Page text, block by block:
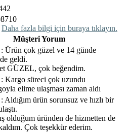
Daha fazla bilgi için buraya tıklayın.
Müşteri Yorum
Ürün çok güzel ve 14 günde
geldi.
GÜZEL, çok beğendim.
Kargo süreci çok uzundu
elime ulaşması zaman aldı
Aldığım ürün sorunsuz ve hızlı bir
olduğum üründen de hizmetten de
Çok teşekkür ederim.